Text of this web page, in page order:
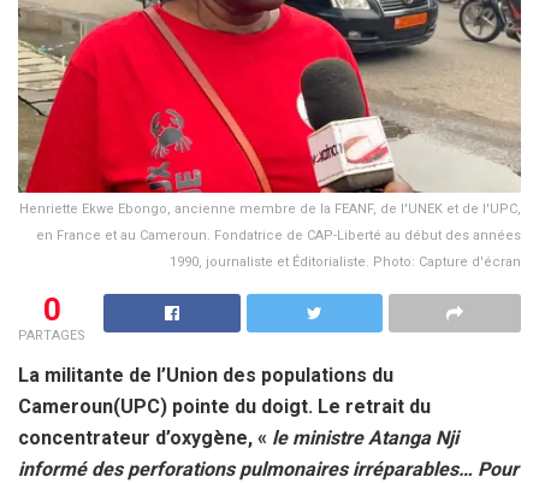
Henriette Ekwe Ebongo, ancienne membre de la FEANF, de l'UNEK et de l'UPC,
en France et au Cameroun. Fondatrice de CAP-Liberté au début des années
1990, journaliste et Éditorialiste. Photo: Capture d'écran
0
PARTAGES
La militante de l’Union des populations du
Cameroun(UPC) pointe du doigt. Le retrait du
concentrateur d’oxygène, « le ministre Atanga Nji
informé des perforations pulmonaires irréparables… Pour